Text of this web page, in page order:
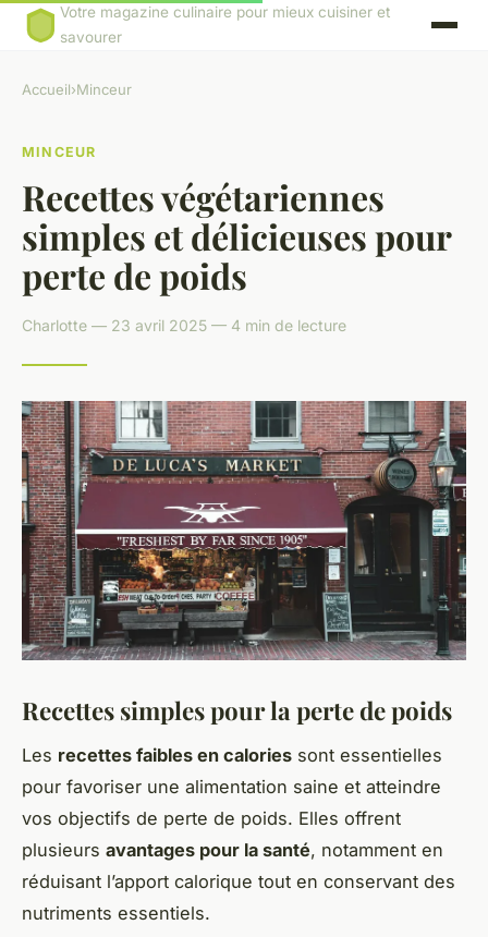
Votre magazine culinaire pour mieux cuisiner et
savourer
Accueil›Minceur
MINCEUR
Recettes végétariennes
simples et délicieuses pour
perte de poids
Charlotte — 23 avril 2025 — 4 min de lecture
Recettes simples pour la perte de poids
Les recettes faibles en calories sont essentielles
pour favoriser une alimentation saine et atteindre
vos objectifs de perte de poids. Elles offrent
plusieurs avantages pour la santé, notamment en
réduisant l’apport calorique tout en conservant des
nutriments essentiels.